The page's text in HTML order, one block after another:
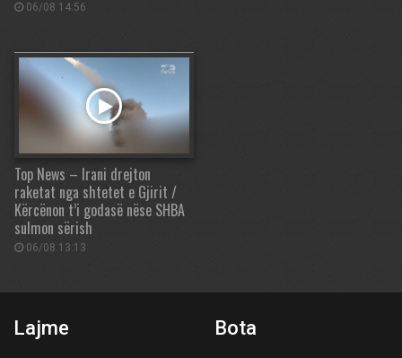
06/08 14:56
Top News – Irani drejton
raketat nga shtetet e Gjirit /
Kërcënon t’i godasë nëse SHBA
sulmon sërish
06/08 13:13
Lajme Bota